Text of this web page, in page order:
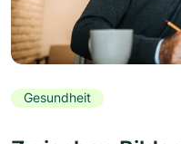
Gesundheit